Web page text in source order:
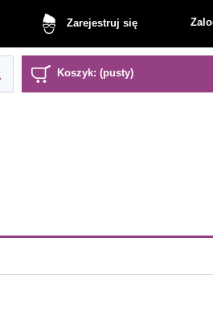
Zarejestruj się
Koszyk: (pusty)